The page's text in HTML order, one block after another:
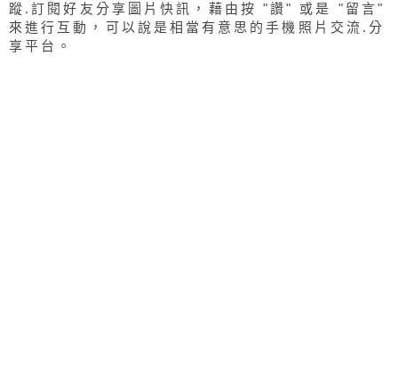
蹤.訂閱好友分享圖片快訊，藉由按 "讚" 或是 "留言"
來進行互動，可以說是相當有意思的手機照片交流.分
享平台。